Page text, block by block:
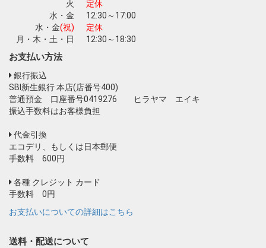
火
定休
水・金
12:30～17:00
水・金(祝)
定休
月・木・土・日
12:30～18:30
お支払い方法
銀行振込
SBI新生銀行 本店(店番号400)
普通預金 口座番号0419276 ヒラヤマ エイキ
振込手数料はお客様負担
代金引換
エコデリ、もしくは日本郵便
手数料 600円
各種 クレジット カード
手数料 0円
お支払いについての詳細はこちら
送料・配送について